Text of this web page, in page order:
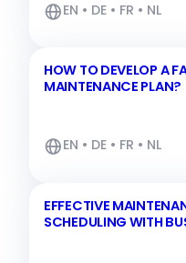
EN • DE • FR • NL
HOW TO DEVELOP A
MAINTENANCE PLAN?
EN • DE • FR • NL
EFFECTIVE
SCHEDULING WITH